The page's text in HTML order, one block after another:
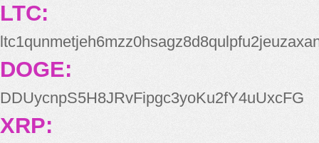
LTC:
DOGE:
DDUycnpS5H8JRvFipgc3yoKu2fY4uUxcFG
XRP: